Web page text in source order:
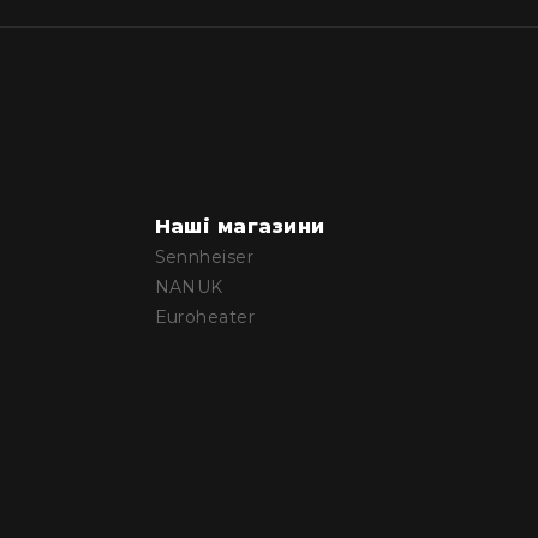
Наші магазини
Sennheiser
NANUK
Euroheater